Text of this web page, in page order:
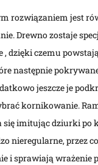
rozwiązaniem jest
Drewno zostaje
, dzięki czemu
następnie
jeszcze je
kornikowanie.
się imitując dziurki po
nieregularne, przez
i sprawiają wrażenie